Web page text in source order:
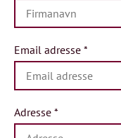
Email adresse *
Adresse *